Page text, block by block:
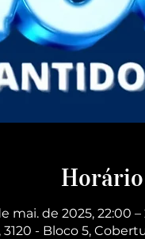
mai. de 2025, 22:00
3120 - Bloco 5,